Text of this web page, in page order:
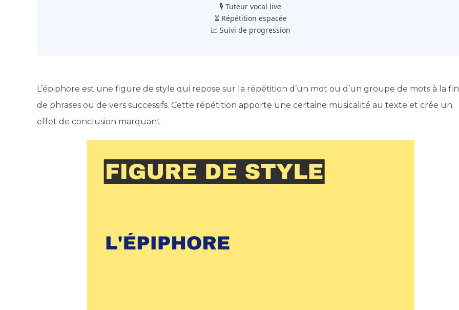
🎙️ Tuteur vocal live
⏳ Répétition espacée
📈 Suivi de progression
L’épiphore est une figure de style qui repose sur la répétition d’un mot ou d’un groupe de mots à la fin
de phrases ou de vers successifs. Cette répétition apporte une certaine musicalité au texte et crée un
effet de conclusion marquant.